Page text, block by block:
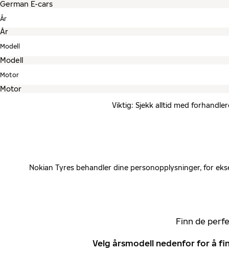
År
Modell
Motor
Viktig: Sjekk alltid med
Nokian Tyres behandler dine personopplysninger, for
Finn de
Velg årsmodell nedenfor for å